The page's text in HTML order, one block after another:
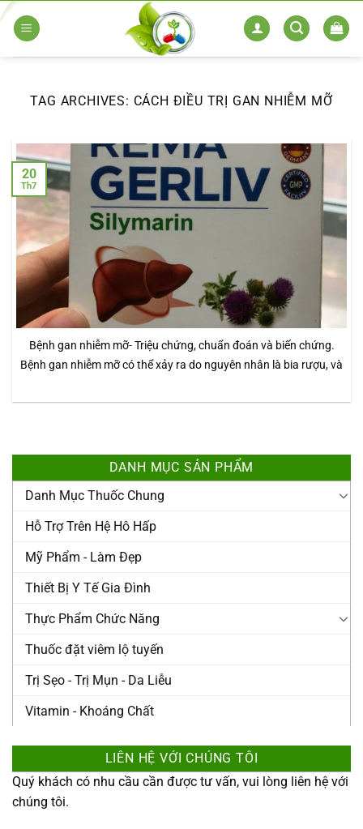
Skip
TAG ARCHIVES: CÁCH ĐIỀU TRỊ GAN NHIỄM MỠ
Bệnh gan nhiễm mỡ- Triệu chứng, chuẩn đoán và biến chứng.
Bệnh gan nhiễm mỡ có thể xảy ra do nguyên nhân là bia rượu, và
20
Th7
DANH MỤC SẢN PHẨM
Danh Mục Thuốc Chung
Hỗ Trợ Trên Hệ Hô Hấp
Mỹ Phẩm - Làm Đẹp
Thiết Bị Y Tế Gia Đình
Thực Phẩm Chức Năng
Thuốc đặt viêm lộ tuyến
Trị Sẹo - Trị Mụn - Da Liễu
Vitamin - Khoáng Chất
LIÊN HỆ VỚI CHÚNG TÔI
Quý khách có nhu cầu cần được tư vấn, vui lòng liên hệ với
chúng tôi.